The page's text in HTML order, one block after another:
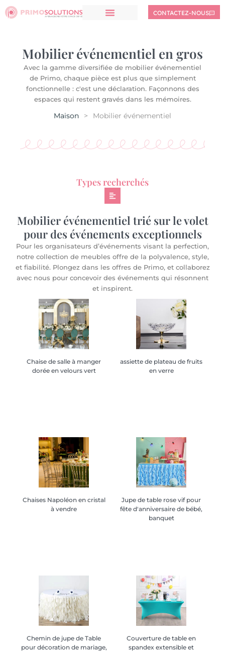
CONTACTEZ-NOUS
Mobilier événementiel en gros
Avec la gamme diversifiée de mobilier événementiel
de Primo, chaque pièce est plus que simplement
fonctionnelle : c'est une déclaration. Façonnons des
espaces qui restent gravés dans les mémoires.
Maison > Mobilier événementiel
Types recherchés
Mobilier événementiel trié sur le volet
pour des événements exceptionnels
Pour les organisateurs d’événements visant la perfection,
notre collection de meubles offre de la polyvalence, style,
et fiabilité. Plongez dans les offres de Primo, et collaborez
avec nous pour concevoir des événements qui résonnent
et inspirent.
Chaise de salle à manger
dorée en velours vert
Chaise de salle à manger
dorée en velours vert
assiette de plateau de fruits
en verre
assiette de plateau de fruits
en verre
Chaises Napoléon en cristal
à vendre
Chaises Napoléon en cristal
à vendre
Jupe de table rose vif pour
fête d'anniversaire de bébé,
banquet
Jupe de table rose vif pour
fête d'anniversaire de bébé,
banquet
Chemin de jupe de Table
pour décoration de mariage,
Chemin de jupe de Table
pour décoration de mariage,
Couverture de table en
spandex extensible et
Couverture de table en
spandex extensible et